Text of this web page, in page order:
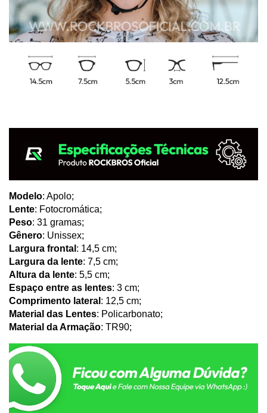
Modelo: Apolo;
Lente: Fotocromática;
Peso: 31 gramas;
Gênero: Unissex;
Largura frontal : 14,5 cm;
Largura da lente: 7,5 cm;
Altura da lente: 5,5 cm;
Espaço entre as lentes: 3 cm;
Comprimento lateral : 12,5 cm;
Material das Lentes: Policarbonato;
Material da Armação: TR90;